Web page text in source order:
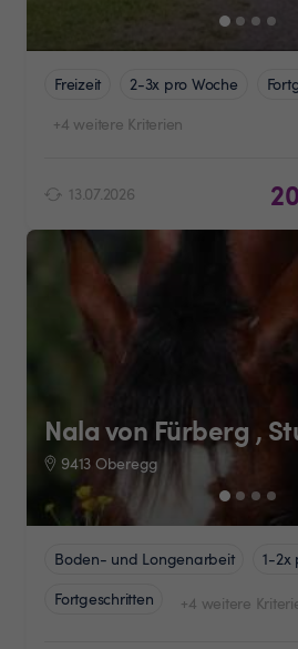
Freizeit 2-3x pro Woche
+4 weitere Kriterien
13.07.2026
Nala von Fürberg ,
9413 Oberegg
Boden- und Longenarbeit
1-2x
Fortgeschritten
+4 weitere